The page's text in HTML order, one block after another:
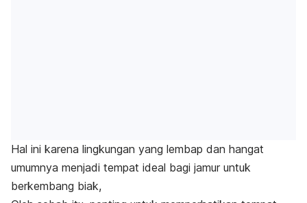
Hal ini karena lingkungan yang lembap dan hangat
umumnya menjadi tempat ideal bagi jamur untuk
berkembang biak,